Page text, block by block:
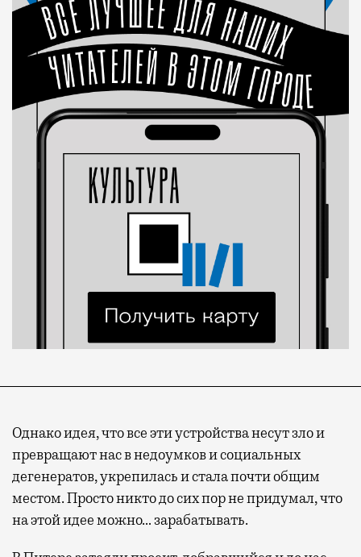
Однако идея, что все эти устройства несут зло и
превращают нас в недоумков и социальных
дегенератов, укрепилась и стала почти общим
местом. Просто никто до сих пор не придумал, что
на этой идее можно… зарабатывать.